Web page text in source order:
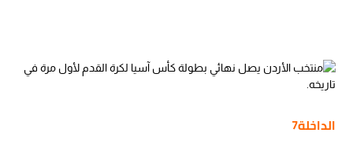
الداخلة7